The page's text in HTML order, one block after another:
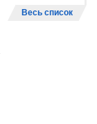
Весь список